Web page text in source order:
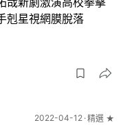
星視網膜脫落
2022-04-12 精選 ★